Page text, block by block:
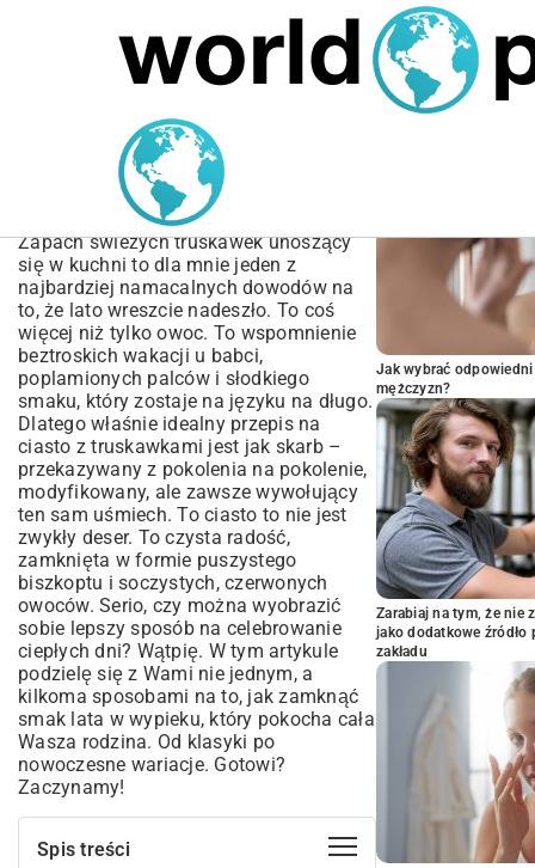
MARIUSZ ŁAMAGA 05.10.2025
Przepis na ciasto z
truskawkami – Klasyczny,
Szybki, Pyszny!
Zapach świeżych truskawek unoszący
się w kuchni to dla mnie jeden z
najbardziej namacalnych dowodów na
to, że lato wreszcie nadeszło. To coś
więcej niż tylko owoc. To wspomnienie
beztroskich wakacji u babci,
poplamionych palców i słodkiego
smaku, który zostaje na języku na długo.
Dlatego właśnie idealny przepis na
ciasto z truskawkami jest jak skarb –
przekazywany z pokolenia na pokolenie,
modyfikowany, ale zawsze wywołujący
ten sam uśmiech. To ciasto to nie jest
zwykły deser. To czysta radość,
zamknięta w formie puszystego
biszkoptu i soczystych, czerwonych
owoców. Serio, czy można wyobrazić
sobie lepszy sposób na celebrowanie
ciepłych dni? Wątpię. W tym artykule
podzielę się z Wami nie jednym, a
kilkoma sposobami na to, jak zamknąć
smak lata w wypieku, który pokocha cała
Wasza rodzina. Od klasyki po
nowoczesne wariacje. Gotowi?
Zaczynamy!
Spis treści
Jak wybrać
mężczyzn?
Zarabiaj na tym, że nie
jako dodatkowe
zakładu